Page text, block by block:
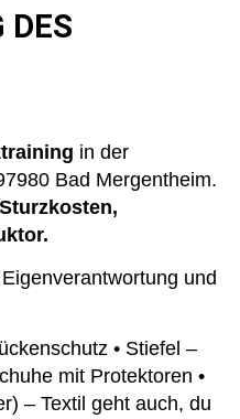
DES
in der
Bad Mergentheim.
und
• Stiefel –
mit Protektoren •
– Textil geht auch, du